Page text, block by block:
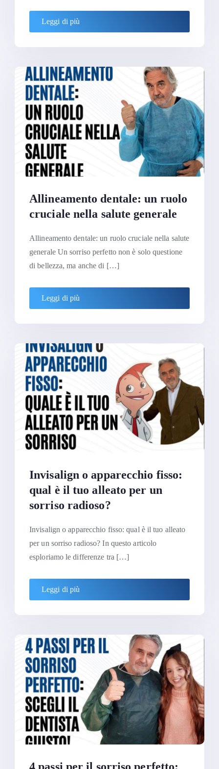
Leggi di più
Allineamento dentale: un ruolo
cruciale nella salute generale
Allineamento dentale: un ruolo cruciale nella salute
generale Un sorriso perfetto non è solo questione
di bellezza, ma anche di […]
Leggi di più
Invisalign o apparecchio fisso:
qual è il tuo alleato per un
sorriso radioso?
Invisalign o apparecchio fisso: qual è il tuo alleato
per un sorriso radioso? In questo articolo
esploriamo le differenze tra […]
Leggi di più